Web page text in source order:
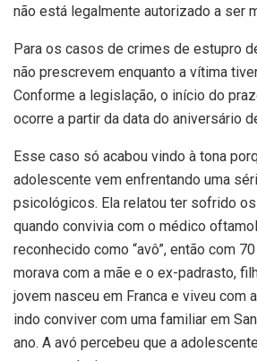
não está legalmente autorizado a ser
Para os casos de crimes de estupro
não prescrevem enquanto a vítima
Conforme a legislação, o início do
ocorre a partir da data do aniversário
Esse caso só acabou vindo à tona
adolescente vem enfrentando uma
psicológicos. Ela relatou ter sofrido
quando convivia com o médico
reconhecido como “avô”, então com
morava com a mãe e o ex-padrasto,
jovem nasceu em Franca e viveu com
indo conviver com uma familiar em
ano. A avó percebeu que a